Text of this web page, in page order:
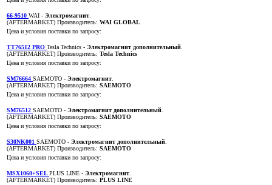
66-9510 WAI - Электромагнит.
(AFTERMARKET) Производитель: WAI GLOBAL
Цена и условия поставки по запросу:
TT76512 PRO Tesla Technics - Электромагнит дополнительный.
(AFTERMARKET) Производитель: Tesla Technics
Цена и условия поставки по запросу:
SM76664 SAEMOTO - Электромагнит.
(AFTERMARKET) Производитель: SAEMOTO
Цена и условия поставки по запросу:
SM76512 SAEMOTO - Электромагнит дополнительный.
(AFTERMARKET) Производитель: SAEMOTO
Цена и условия поставки по запросу:
S30NK001 SAEMOTO - Электромагнит дополнительный.
(AFTERMARKET) Производитель: SAEMOTO
Цена и условия поставки по запросу:
MSX1060+SELPLUS LINE - Электромагнит.
(AFTERMARKET) Производитель: PLUS LINE